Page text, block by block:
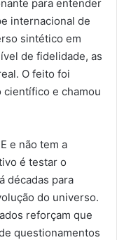
para entender
internacional de
sintético em
de fidelidade, as
O feito foi
e chamou
e não tem a
é testar o
décadas para
do universo.
reforçam que
questionamentos